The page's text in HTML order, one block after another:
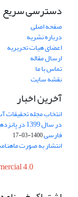
دسترسی سریع
صفحه اصلی
درباره نشریه
اعضای هیات تحریریه
ارسال مقاله
تماس با ما
نقشه سایت
آخرین اخبار
انتخاب مجله تحقیقات
در سال
فارسی1400-03-17
انتشار به صورت
4.0